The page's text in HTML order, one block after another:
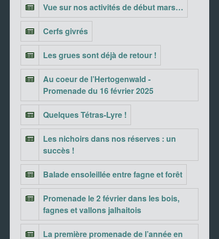
Vue sur nos activités de début mars…
Cerfs givrés
Les grues sont déjà de retour !
Au coeur de l’Hertogenwald -
Promenade du 16 février 2025
Quelques Tétras-Lyre !
Les nichoirs dans nos réserves : un
succès !
Balade ensoleillée entre fagne et forêt
Promenade le 2 février dans les bois,
fagnes et vallons jalhaitois
La première promenade de l’année en